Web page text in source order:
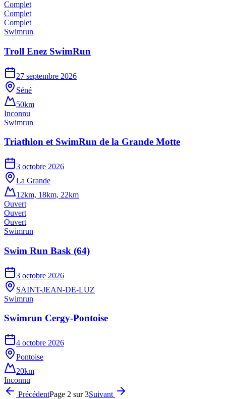
Complet
Complet
Complet
Swimrun
Troll Enez SwimRun
27 septembre 2026
Séné
50km
Inconnu
Swimrun
Triathlon et SwimRun de la Grande Motte
3 octobre 2026
La Grande
12km, 18km, 22km
Ouvert
Ouvert
Ouvert
Swimrun
Swim Run Bask (64)
3 octobre 2026
SAINT-JEAN-DE-LUZ
Swimrun
Swimrun Cergy-Pontoise
4 octobre 2026
Pontoise
20km
Inconnu
PrécédentPage 2 sur3Suivant